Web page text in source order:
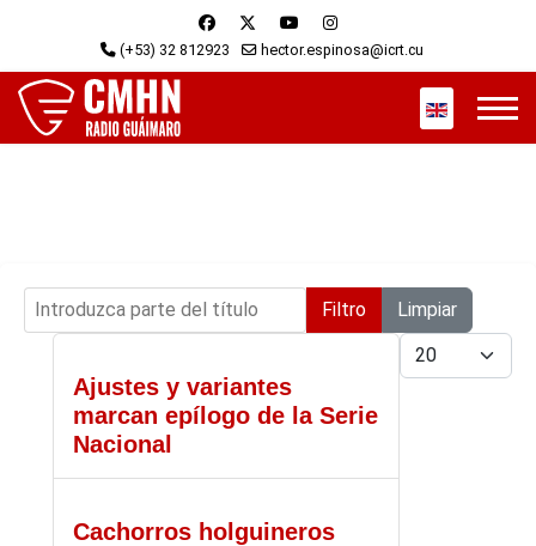
(+53) 32 812923 hector.espinosa@icrt.cu
Seleccione
Introduzca parte del título Filtro
Limpiar
Cantidad
Ajustes y variantes
marcan epílogo de la Serie
Nacional
Cachorros holguineros